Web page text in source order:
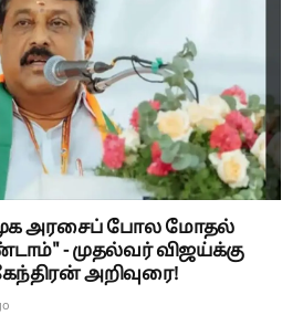
அரசைப் போல மோதல்
- முதல்வர் விஜய்க்கு
அறிவுரை!